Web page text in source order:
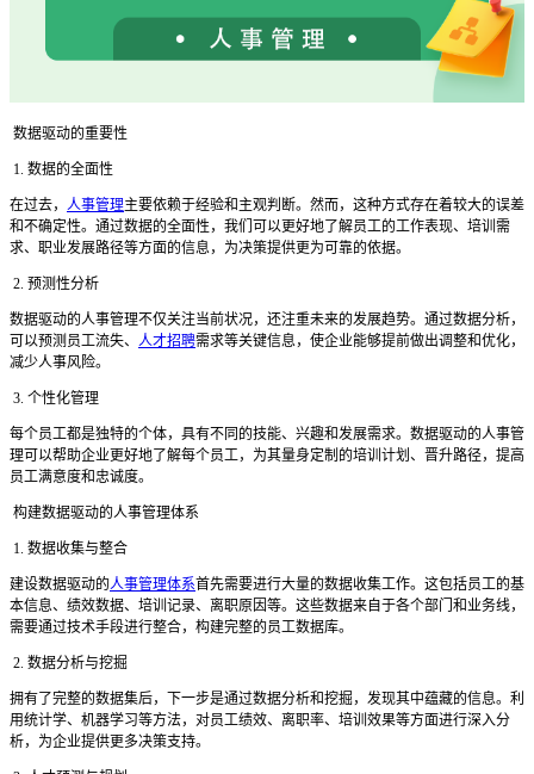
数据驱动的重要性
1. 数据的全面性
在过去， 人事管理主要依赖于经验和主观判断。然而，这种方式存在着较大的误差
和不确定性。通过数据的全面性，我们可以更好地了解员工的工作表现、培训需
求、职业发展路径等方面的信息，为决策提供更为可靠的依据。
2. 预测性分析
数据驱动的人事管理不仅关注当前状况，还注重未来的发展趋势。通过数据分析，
可以预测员工流失、 人才招聘需求等关键信息，使企业能够提前做出调整和优化，
减少人事风险。
3. 个性化管理
每个员工都是独特的个体，具有不同的技能、兴趣和发展需求。数据驱动的人事管
理可以帮助企业更好地了解每个员工，为其量身定制的培训计划、晋升路径，提高
员工满意度和忠诚度。
构建数据驱动的人事管理体系
1. 数据收集与整合
建设数据驱动的人事管理体系首先需要进行大量的数据收集工作。这包括员工的基
本信息、绩效数据、培训记录、离职原因等。这些数据来自于各个部门和业务线，
需要通过技术手段进行整合，构建完整的员工数据库。
2. 数据分析与挖掘
拥有了完整的数据集后，下一步是通过数据分析和挖掘，发现其中蕴藏的信息。利
用统计学、机器学习等方法，对员工绩效、离职率、培训效果等方面进行深入分
析，为企业提供更多决策支持。